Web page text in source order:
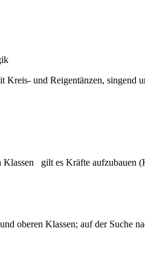
und Reigentänzen,
gilt es Kräfte aufzubauen
oberen Klassen; auf der